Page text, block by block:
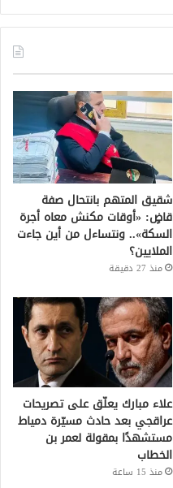
شقيق المتهم بانتحال صفة
قاضٍ: «أوقات مكنش معاه أجرة
السكة».. ونتساءل من أين جاءت
الملايين؟
منذ 27 دقيقة
علاء مبارك يعلّق على تصريحات
عراقجي بعد حادث مسيّرة دمياط
مستشهدًا بمقولة لعمر بن
الخطاب
منذ 15 ساعة